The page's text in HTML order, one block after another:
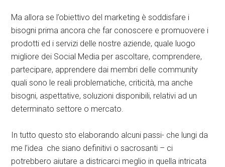
Ma allora se l’obiettivo del marketing è soddisfare i
bisogni prima ancora che far conoscere e promuovere i
prodotti ed i servizi delle nostre aziende, quale luogo
migliore dei Social Media per ascoltare, comprendere,
partecipare, apprendere dai membri delle community
quali sono le reali problematiche, criticità, ma anche
bisogni, aspettative, soluzioni disponibili, relativi ad un
determinato settore o mercato.
In tutto questo sto elaborando alcuni passi- che lungi da
me l’idea che siano definitivi o sacrosanti – ci
potrebbero aiutare a districarci meglio in quella intricata